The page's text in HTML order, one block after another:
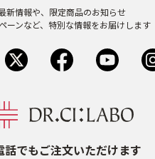
話でもご注文いただけます
新情報や、限定商品のお知らせ
ーンなど、特別な情報をお届けします